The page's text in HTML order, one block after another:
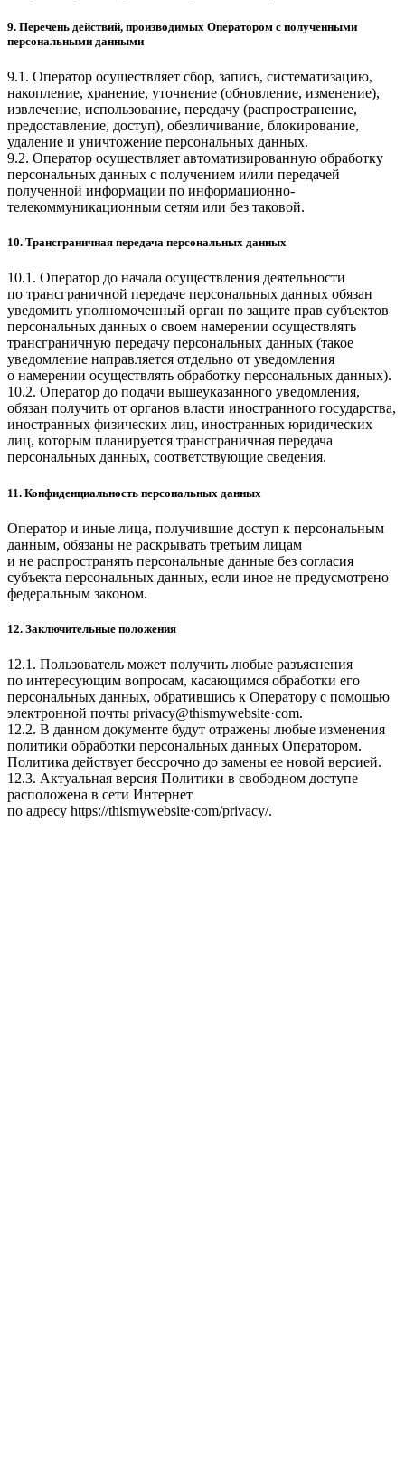
9. Перечень действий, производимых Оператором с полученными
персональными данными
9.1. Оператор осуществляет сбор, запись, систематизацию,
накопление, хранение, уточнение (обновление, изменение),
извлечение, использование, передачу (распространение,
предоставление, доступ), обезличивание, блокирование,
удаление и уничтожение персональных данных.
9.2. Оператор осуществляет автоматизированную обработку
персональных данных с получением и/или передачей
полученной информации по информационно-
телекоммуникационным сетям или без таковой.
10. Трансграничная передача персональных данных
10.1. Оператор до начала осуществления деятельности
по трансграничной передаче персональных данных обязан
уведомить уполномоченный орган по защите прав субъектов
персональных данных о своем намерении осуществлять
трансграничную передачу персональных данных (такое
уведомление направляется отдельно от уведомления
о намерении осуществлять обработку персональных данных).
10.2. Оператор до подачи вышеуказанного уведомления,
обязан получить от органов власти иностранного государства,
иностранных физических лиц, иностранных юридических
лиц, которым планируется трансграничная передача
персональных данных, соответствующие сведения.
11. Конфиденциальность персональных данных
Оператор и иные лица, получившие доступ к персональным
данным, обязаны не раскрывать третьим лицам
и не распространять персональные данные без согласия
субъекта персональных данных, если иное не предусмотрено
федеральным законом.
12. Заключительные положения
12.1. Пользователь может получить любые разъяснения
по интересующим вопросам, касающимся обработки его
персональных данных, обратившись к Оператору с помощью
электронной почты privacy@thismywebsite·com.
12.2. В данном документе будут отражены любые изменения
политики обработки персональных данных Оператором.
Политика действует бессрочно до замены ее новой версией.
12.3. Актуальная версия Политики в свободном доступе
расположена в сети Интернет
по адресу httpsː//thismywebsite·com/privacy/.